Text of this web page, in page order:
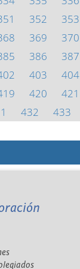
352 353
369 370
386 387
403 404
420 421
432 433